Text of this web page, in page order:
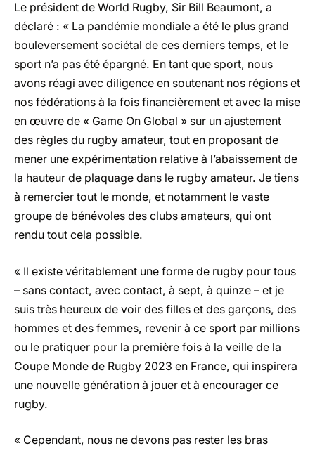
Le président de World Rugby, Sir Bill Beaumont, a
déclaré : « La pandémie mondiale a été le plus grand
bouleversement sociétal de ces derniers temps, et le
sport n’a pas été épargné. En tant que sport, nous
avons réagi avec diligence en soutenant nos régions et
nos fédérations à la fois financièrement et avec la mise
en œuvre de « Game On Global » sur un ajustement
des règles du rugby amateur, tout en proposant de
mener une expérimentation relative à l’abaissement de
la hauteur de plaquage dans le rugby amateur. Je tiens
à remercier tout le monde, et notamment le vaste
groupe de bénévoles des clubs amateurs, qui ont
rendu tout cela possible.
« Il existe véritablement une forme de rugby pour tous
– sans contact, avec contact, à sept, à quinze – et je
suis très heureux de voir des filles et des garçons, des
hommes et des femmes, revenir à ce sport par millions
ou le pratiquer pour la première fois à la veille de la
Coupe Monde de Rugby 2023 en France, qui inspirera
une nouvelle génération à jouer et à encourager ce
rugby.
« Cependant, nous ne devons pas rester les bras